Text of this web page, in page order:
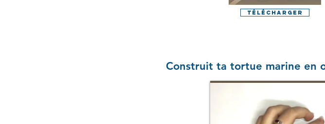
Télécharger
Construit ta tortue marine en